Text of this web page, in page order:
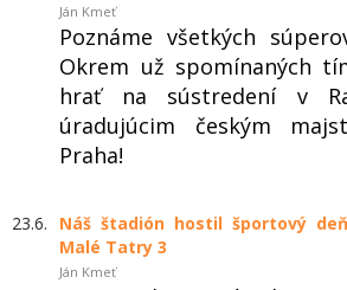
Ján Kmeť
Poznáme všetkých
Okrem už spomínaných
hrať na sústredení v
úradujúcim českým
Praha!
23.6.
Náš štadión hostil športový
Malé Tatry 3
Ján Kmeť